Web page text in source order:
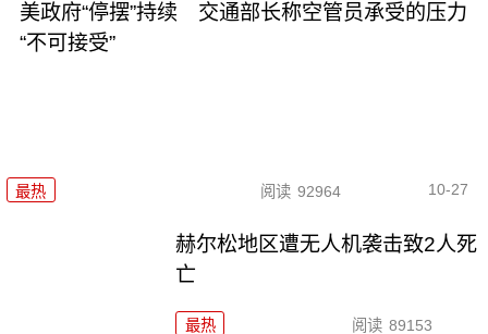
美政府“停摆”持续 交通部长称空管员承受的压力
“不可接受”
最热 阅读 92964 10-27
赫尔松地区遭无人机袭击致2人死
亡
最热 阅读 89153